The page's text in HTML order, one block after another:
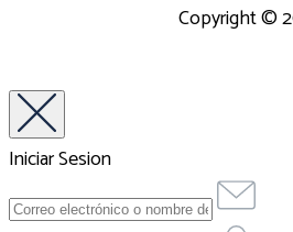
Copyright ©
Iniciar Sesion